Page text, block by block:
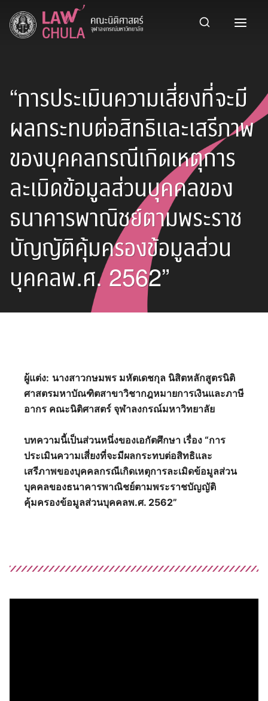
content
“การประเมินความเสี่ยงที่จะมี
ผลกระทบต่อสิทธิและเสรีภาพ
ของบุคคลกรณีเกิดเหตุการ
ละเมิดข้อมูลส่วนบุคคลของ
ธนาคารพาณิชย์ตามพระราช
บัญญัติคุ้มครองข้อมูลส่วน
บุคคลพ.ศ. 2562”
ผู้แต่ง: นางสาวกษมพร มหัตเดชกุล นิสิตหลักสูตรนิติ
ศาสตรมหาบัณฑิตสาขาวิชากฎหมายการเงินและภาษี
อากร คณะนิติศาสตร์ จุฬาลงกรณ์มหาวิทยาลัย
บทความนี้เป็นส่วนหนึ่งของเอกัตศึกษา เรื่อง “การ
ประเมินความเสี่ยงที่จะมีผลกระทบต่อสิทธิและ
เสรีภาพของบุคคลกรณีเกิดเหตุการละเมิดข้อมูลส่วน
บุคคลของธนาคารพาณิชย์ตามพระราชบัญญัติ
คุ้มครองข้อมูลส่วนบุคคลพ.ศ. 2562”